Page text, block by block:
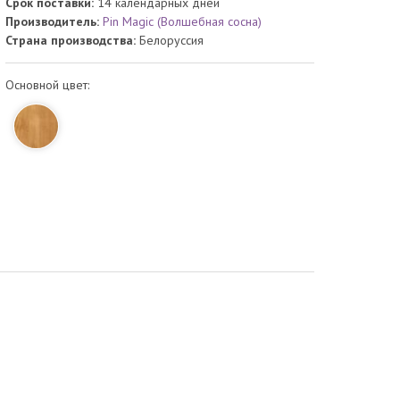
Производитель:Pin Magic (Волшебная сосна)
Страна производства: Белоруссия
Основной цвет: